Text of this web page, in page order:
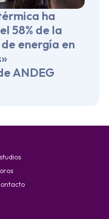
ha
58% de la
energía en
ANDEG